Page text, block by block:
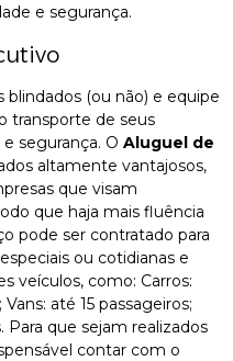
e segurança.
(ou não) e equipe
transporte de seus
segurança. OAluguel de
altamente vantajosos,
que visam
que haja mais fluência
pode ser contratado para
ou cotidianas e
veículos, como: Carros:
até 15 passageiros;
Para que sejam realizados
contar com o